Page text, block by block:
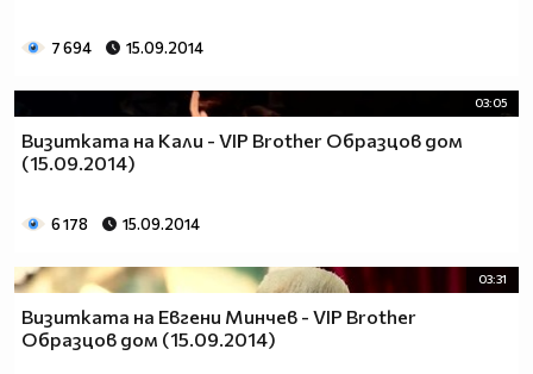
7 694 15.09.2014
03:05
Визитката на Кали - VIP Brother Образцов дом
(15.09.2014)
6 178 15.09.2014
03:31
Визитката на Евгени Минчев - VIP Brother
Образцов дом (15.09.2014)